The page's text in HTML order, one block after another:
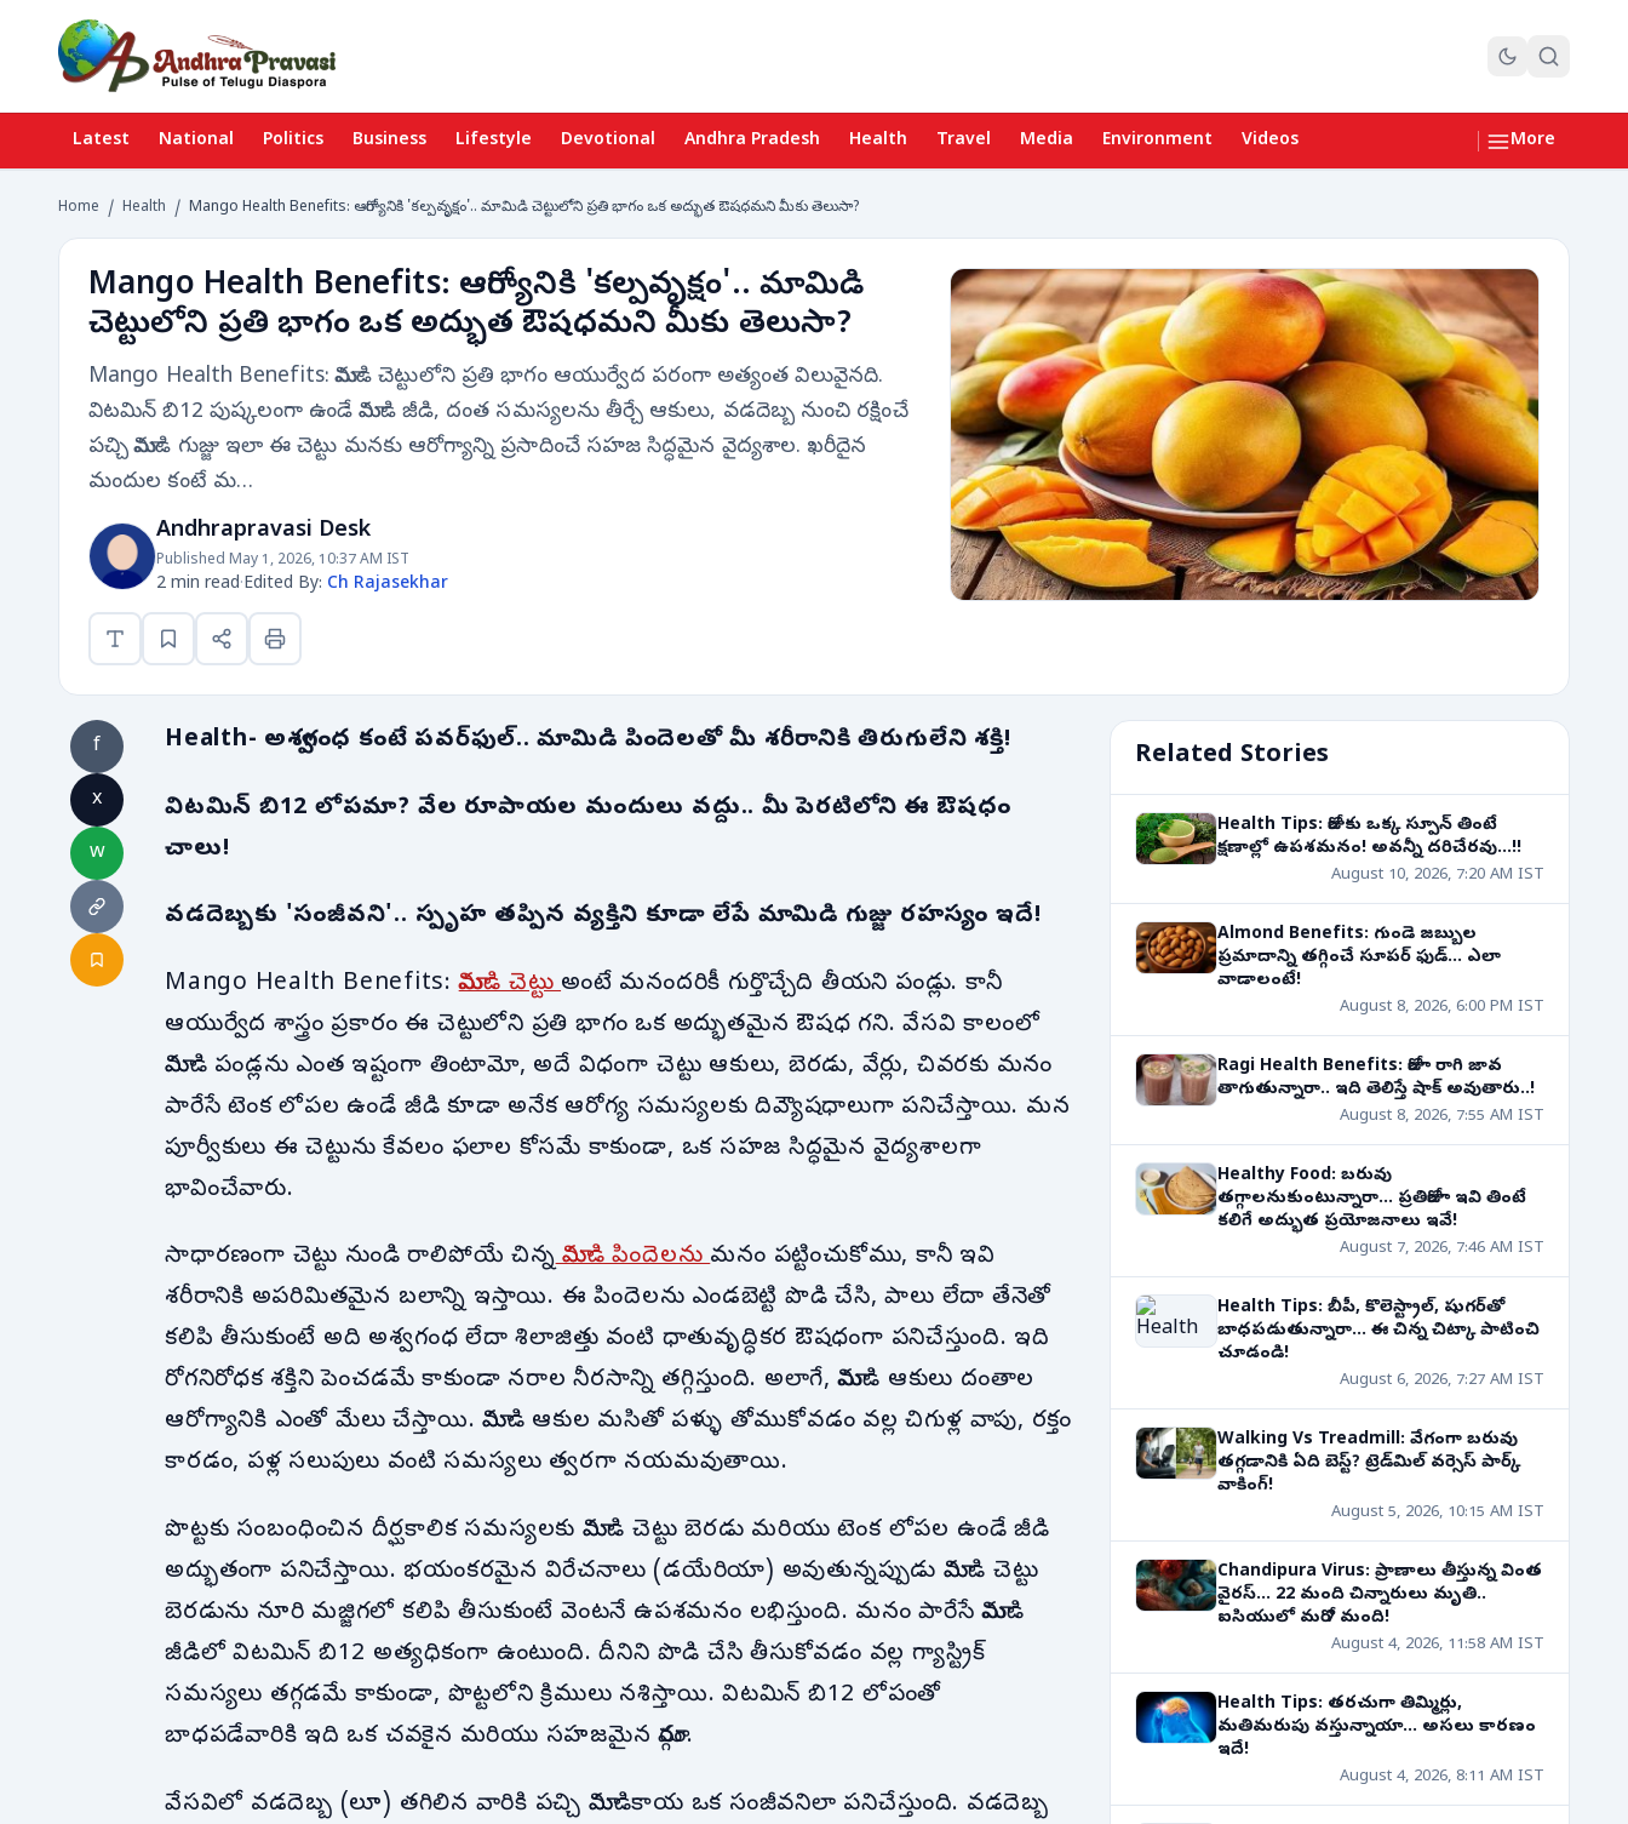
Latest National Politics Business Lifestyle Devotional Andhra Pradesh Health Travel Media Environment Videos More
Home / Health / Mango Health Benefits: ఆరోగ్యానికి 'కల్పవృక్షం'.. మామిడి చెట్టులోని ప్రతి భాగం ఒక అద్భుత ఔషధమని మీకు తెలుసా?
Mango Health Benefits: ఆరోగ్యానికి 'కల్పవృక్షం'.. మామిడి
చెట్టులోని ప్రతి భాగం ఒక అద్భుత ఔషధమని మీకు తెలుసా?
Mango Health Benefits: మామిడి చెట్టులోని ప్రతి భాగం ఆయుర్వేద పరంగా అత్యంత విలువైనది.
విటమిన్ బి12 పుష్కలంగా ఉండే మామిడి జీడి, దంత సమస్యలను తీర్చే ఆకులు, వడదెబ్బ నుంచి రక్షించే
పచ్చి మామిడి గుజ్జు ఇలా ఈ చెట్టు మనకు ఆరోగ్యాన్ని ప్రసాదించే సహజ సిద్ధమైన వైద్యశాల. ఖరీదైన
మందుల కంటే మ…
Andhrapravasi Desk
Published May 1, 2026, 10:37 AM IST
2 min read·Edited By: Ch Rajasekhar
f
x
w
Health- అశ్వగంధ కంటే పవర్‌ఫుల్.. మామిడి పిందెలతో మీ శరీరానికి తిరుగులేని శక్తి!
విటమిన్ బి12 లోపమా? వేల రూపాయల మందులు వద్దు.. మీ పెరటిలోని ఈ ఔషధం
చాలు!
వడదెబ్బకు 'సంజీవని'.. స్పృహ తప్పిన వ్యక్తిని కూడా లేపే మామిడి గుజ్జు రహస్యం ఇదే!
Mango Health Benefits:మామిడి చెట్టుఅంటే మనందరికీ గుర్తొచ్చేది తీయని పండ్లు. కానీ
ఆయుర్వేద శాస్త్రం ప్రకారం ఈ చెట్టులోని ప్రతి భాగం ఒక అద్భుతమైన ఔషధ గని. వేసవి కాలంలో
మామిడి పండ్లను ఎంత ఇష్టంగా తింటామో, అదే విధంగా చెట్టు ఆకులు, బెరడు, వేర్లు, చివరకు మనం
పారేసే టెంక లోపల ఉండే జీడి కూడా అనేక ఆరోగ్య సమస్యలకు దివ్యౌషధాలుగా పనిచేస్తాయి. మన
పూర్వీకులు ఈ చెట్టును కేవలం ఫలాల కోసమే కాకుండా, ఒక సహజ సిద్ధమైన వైద్యశాలగా
భావించేవారు.
సాధారణంగా చెట్టు నుండి రాలిపోయే చిన్నమామిడి పిందెలనుమనం పట్టించుకోము, కానీ ఇవి
శరీరానికి అపరిమితమైన బలాన్ని ఇస్తాయి. ఈ పిందెలను ఎండబెట్టి పొడి చేసి, పాలు లేదా తేనెతో
కలిపి తీసుకుంటే అది అశ్వగంధ లేదా శిలాజిత్తు వంటి ధాతువృద్ధికర ఔషధంగా పనిచేస్తుంది. ఇది
రోగనిరోధక శక్తిని పెంచడమే కాకుండా నరాల నీరసాన్ని తగ్గిస్తుంది. అలాగే, మామిడి ఆకులు దంతాల
ఆరోగ్యానికి ఎంతో మేలు చేస్తాయి. మామిడి ఆకుల మసితో పళ్ళు తోముకోవడం వల్ల చిగుళ్ల వాపు, రక్తం
కారడం, పళ్ల సలుపులు వంటి సమస్యలు త్వరగా నయమవుతాయి.
పొట్టకు సంబంధించిన దీర్ఘకాలిక సమస్యలకు మామిడి చెట్టు బెరడు మరియు టెంక లోపల ఉండే జీడి
అద్భుతంగా పనిచేస్తాయి. భయంకరమైన విరేచనాలు (డయేరియా) అవుతున్నప్పుడు మామిడి చెట్టు
బెరడును నూరి మజ్జిగలో కలిపి తీసుకుంటే వెంటనే ఉపశమనం లభిస్తుంది. మనం పారేసే మామిడి
జీడిలో విటమిన్ బి12 అత్యధికంగా ఉంటుంది. దీనిని పొడి చేసి తీసుకోవడం వల్ల గ్యాస్ట్రిక్
సమస్యలు తగ్గడమే కాకుండా, పొట్టలోని క్రిములు నశిస్తాయి. విటమిన్ బి12 లోపంతో
బాధపడేవారికి ఇది ఒక చవకైన మరియు సహజమైన మార్గం.
వేసవిలో వడదెబ్బ (లూ) తగిలిన వారికి పచ్చి మామిడికాయ ఒక సంజీవనిలా పనిచేస్తుంది. వడదెబ్బ
Related Stories
Health Tips: రోజుకు ఒక్క స్పూన్ తింటే
క్షణాల్లో ఉపశమనం! అవన్నీ దరిచేరవు...!!
August 10, 2026, 7:20 AM IST
Almond Benefits: గుండె జబ్బుల
ప్రమాదాన్ని తగ్గించే సూపర్ ఫుడ్... ఎలా
వాడాలంటే!
August 8, 2026, 6:00 PM IST
Ragi Health Benefits: రోజూ రాగి జావ
తాగుతున్నారా.. ఇది తెలిస్తే షాక్ అవుతారు..!
August 8, 2026, 7:55 AM IST
Healthy Food: బరువు
తగ్గాలనుకుంటున్నారా... ప్రతిరోజూ ఇవి తింటే
కలిగే అద్భుత ప్రయోజనాలు ఇవే!
August 7, 2026, 7:46 AM IST
Health Tips: బీపీ, కొలెస్ట్రాల్, షుగర్‌తో
బాధపడుతున్నారా... ఈ చిన్న చిట్కా పాటించి
చూడండి!
August 6, 2026, 7:27 AM IST
Walking Vs Treadmill: వేగంగా బరువు
తగ్గడానికి ఏది బెస్ట్? ట్రెడ్‌మిల్ వర్సెస్ పార్క్
వాకింగ్!
August 5, 2026, 10:15 AM IST
Chandipura Virus: ప్రాణాలు తీస్తున్న వింత
వైరస్... 22 మంది చిన్నారులు మృతి..
ఐసియులో మరో 7 మంది!
August 4, 2026, 11:58 AM IST
Health Tips: తరచుగా తిమ్మిర్లు,
మతిమరుపు వస్తున్నాయా... అసలు కారణం
ఇదే!
August 4, 2026, 8:11 AM IST